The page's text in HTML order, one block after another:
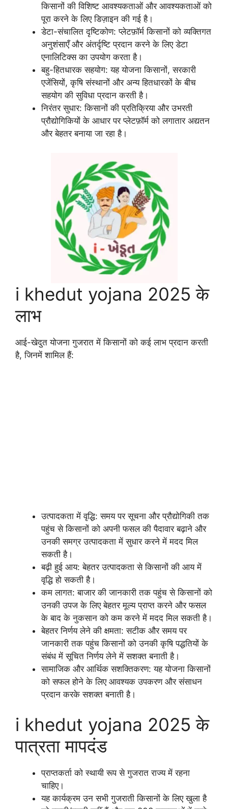
किसानों की विशिष्ट आवश्यकताओं और आवश्यकताओं को
पूरा करने के लिए डिज़ाइन की गई है।
डेटा-संचालित दृष्टिकोण: प्लेटफ़ॉर्म किसानों को व्यक्तिगत
अनुशंसाएँ और अंतर्दृष्टि प्रदान करने के लिए डेटा
एनालिटिक्स का उपयोग करता है।
बहु-हितधारक सहयोग: यह योजना किसानों, सरकारी
एजेंसियों, कृषि संस्थानों और अन्य हितधारकों के बीच
सहयोग की सुविधा प्रदान करती है।
निरंतर सुधार: किसानों की प्रतिक्रिया और उभरती
प्रौद्योगिकियों के आधार पर प्लेटफ़ॉर्म को लगातार अद्यतन
और बेहतर बनाया जा रहा है।
i khedut yojana 2025 के
लाभ
आई-खेदुत योजना गुजरात में किसानों को कई लाभ प्रदान करती
है, जिनमें शामिल हैं:
उत्पादकता में वृद्धि: समय पर सूचना और प्रौद्योगिकी तक
पहुंच से किसानों को अपनी फसल की पैदावार बढ़ाने और
उनकी समग्र उत्पादकता में सुधार करने में मदद मिल
सकती है।
बढ़ी हुई आय: बेहतर उत्पादकता से किसानों की आय में
वृद्धि हो सकती है।
कम लागत: बाजार की जानकारी तक पहुंच से किसानों को
उनकी उपज के लिए बेहतर मूल्य प्राप्त करने और फसल
के बाद के नुकसान को कम करने में मदद मिल सकती है।
बेहतर निर्णय लेने की क्षमता: सटीक और समय पर
जानकारी तक पहुंच किसानों को उनकी कृषि पद्धतियों के
संबंध में सूचित निर्णय लेने में सशक्त बनाती है।
सामाजिक और आर्थिक सशक्तिकरण: यह योजना किसानों
को सफल होने के लिए आवश्यक उपकरण और संसाधन
प्रदान करके सशक्त बनाती है।
i khedut yojana 2025 के
पात्रता मापदंड
प्राप्तकर्ता को स्थायी रूप से गुजरात राज्य में रहना
चाहिए।
यह कार्यक्रम उन सभी गुजराती किसानों के लिए खुला है